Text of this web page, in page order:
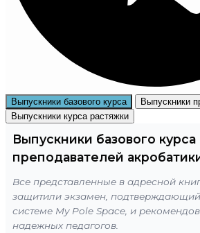
Выпускники базового курса
Выпускники
Выпускники курса растяжки
Выпускники базового курса
преподавателей
Все представленные в адресной
защитили экзамен,
системе My Pole Space, и
надежных педагогов.